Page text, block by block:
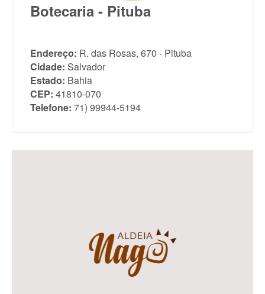
Botecaria - Pituba
Endereço: R. das Rosas, 670 - Pituba
Cidade: Salvador
Estado: Bahia
CEP: 41810-070
Telefone: 71) 99944-5194